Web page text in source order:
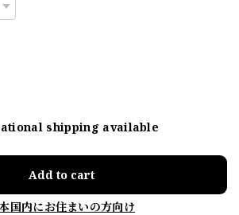
shipping available
Add to cart
国内にお住まいの方向け